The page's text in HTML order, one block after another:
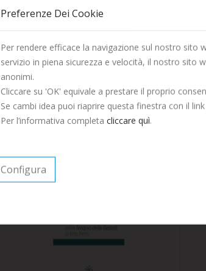
SANTA MARIA DEL
POPOLO - A Cura Di I....
Preferenze Dei Cookie
Per rendere efficace la navigazione sul nostro sito
servizio in piena sicurezza e velocità, il nostro sito
anonimi.
Cliccare su 'OK' equivale a prestare il proprio
Se cambi idea puoi riaprire questa finestra con il
Per l’informativa completa cliccare quì.
Configura
La Società Editrice Dante
Estate!
Luglio per ricevere